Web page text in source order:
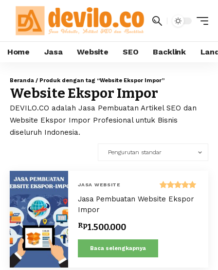
Home Jasa Website SEO Backlink
Beranda / Produk dengan tag “Website Ekspor Impor”
Website Ekspor Impor
DEVILO.CO adalah Jasa Pembuatan Artikel SEO dan
Website Ekspor Impor Profesional untuk Bisnis
diseluruh Indonesia.
JASA WEBSITE
Dinilai
dari 5
Jasa Pembuatan Website Ekspor
Impor
Rp1.500.000
Baca selengkapnya